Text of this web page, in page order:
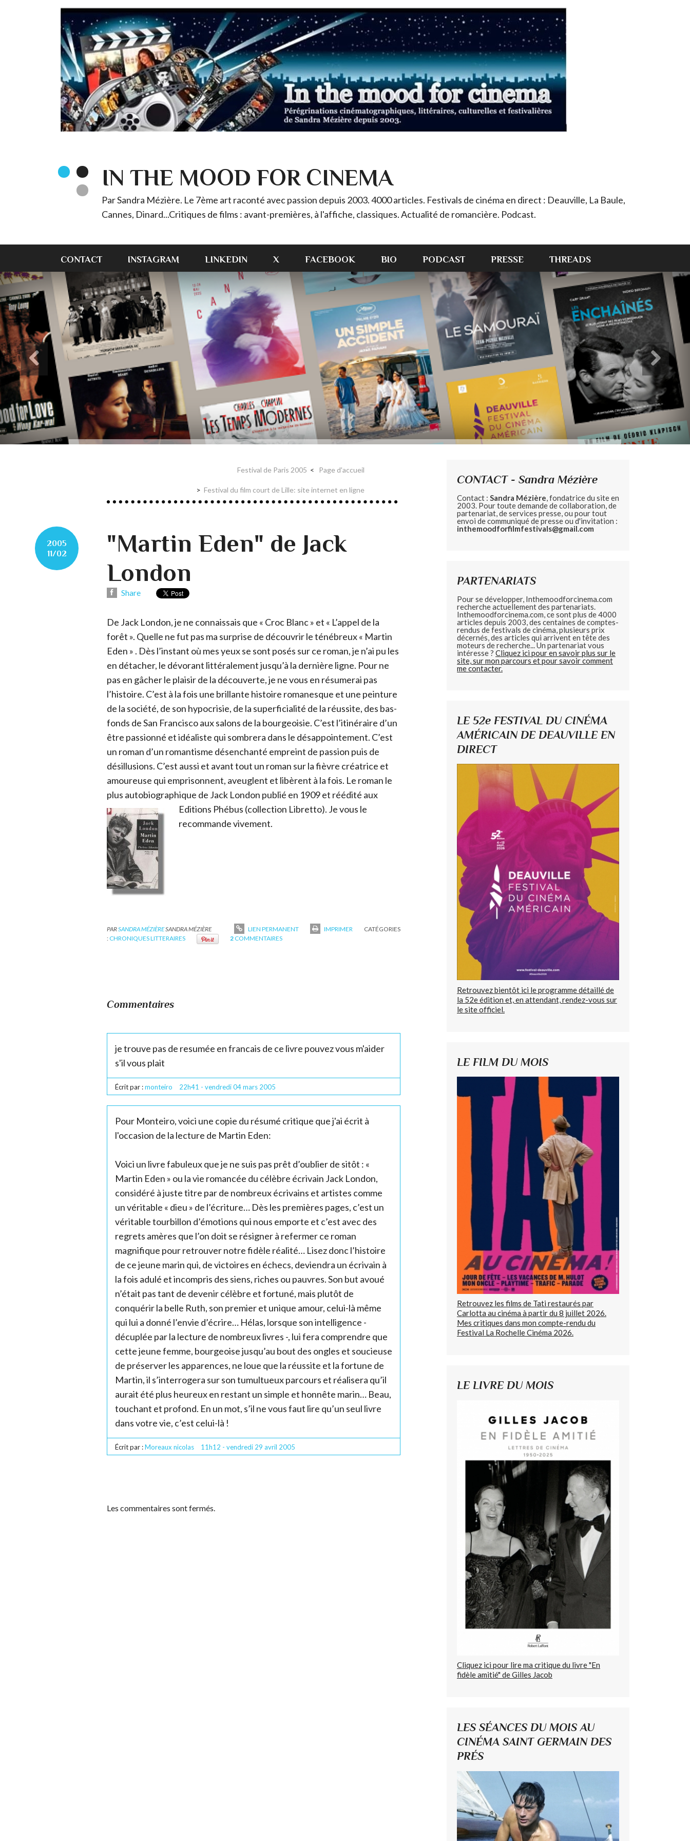
IN THE MOOD FOR CINEMA
Par Sandra Mézière. Le 7ème art raconté avec passion depuis 2003. 4000 articles. Festivals de cinéma en direct : Deauville, La Baule,
Cannes, Dinard...Critiques de films : avant-premières, à l'affiche, classiques. Actualité de romancière. Podcast.
CONTACT INSTAGRAM LINKEDIN X FACEBOOK BIO PODCAST PRESSE THREADS
Festival de Paris 2005 Page d'accueil
Festival du film court de Lille: site internet en ligne
2005
11/02
"Martin Eden" de Jack
London
Share
De Jack London, je ne connaissais que « Croc Blanc » et « L’appel de la
forêt ». Quelle ne fut pas ma surprise de découvrir le ténébreux « Martin
Eden » . Dès l’instant où mes yeux se sont posés sur ce roman, je n’ai pu les
en détacher, le dévorant littéralement jusqu’à la dernière ligne. Pour ne
pas en gâcher le plaisir de la découverte, je ne vous en résumerai pas
l’histoire. C’est à la fois une brillante histoire romanesque et une peinture
de la société, de son hypocrisie, de la superficialité de la réussite, des bas-
fonds de San Francisco aux salons de la bourgeoisie. C’est l’itinéraire d’un
être passionné et idéaliste qui sombrera dans le désappointement. C’est
un roman d’un romantisme désenchanté empreint de passion puis de
désillusions. C’est aussi et avant tout un roman sur la fièvre créatrice et
amoureuse qui emprisonnent, aveuglent et libèrent à la fois. Le roman le
plus autobiographique de Jack London publié en 1909 et réédité aux
Editions Phébus (collection Libretto). Je vous le
recommande vivement.
PARSANDRA MÉZIÈRESANDRA MÉZIÈRE LIEN PERMANENT IMPRIMER
CATÉGORIES
: CHRONIQUES LITTERAIRES 2 COMMENTAIRES
Commentaires
je trouve pas de resumée en francais de ce livre pouvez vous m'aider
s'il vous plait
Écrit par :monteiro 22h41 - vendredi 04mars 2005
Pour Monteiro, voici une copie du résumé critique que j'ai écrit à
l'occasion de la lecture de Martin Eden:
Voici un livre fabuleux que je ne suis pas prêt d’oublier de sitôt : «
Martin Eden » ou la vie romancée du célèbre écrivain Jack London,
considéré à juste titre par de nombreux écrivains et artistes comme
un véritable « dieu » de l’écriture… Dès les premières pages, c’est un
véritable tourbillon d’émotions qui nous emporte et c’est avec des
regrets amères que l’on doit se résigner à refermer ce roman
magnifique pour retrouver notre fidèle réalité… Lisez donc l’histoire
de ce jeune marin qui, de victoires en échecs, deviendra un écrivain à
la fois adulé et incompris des siens, riches ou pauvres. Son but avoué
n’était pas tant de devenir célèbre et fortuné, mais plutôt de
conquérir la belle Ruth, son premier et unique amour, celui-là même
qui lui a donné l’envie d’écrire… Hélas, lorsque son intelligence -
décuplée par la lecture de nombreux livres -, lui fera comprendre que
cette jeune femme, bourgeoise jusqu’au bout des ongles et soucieuse
de préserver les apparences, ne loue que la réussite et la fortune de
Martin, il s’interrogera sur son tumultueux parcours et réalisera qu’il
aurait été plus heureux en restant un simple et honnête marin… Beau,
touchant et profond. En un mot, s’il ne vous faut lire qu’un seul livre
dans votre vie, c’est celui-là !
Écrit par :Moreaux nicolas 11h12 - vendredi 29 avril 2005
Les commentaires sont fermés.
CONTACT - Sandra Mézière
Contact : Sandra Mézière, fondatrice du site en
2003. Pour toute demande de collaboration, de
partenariat, de services presse, ou pour tout
envoi de communiqué de presse ou d'invitation :
inthemoodforfilmfestivals@gmail.com
PARTENARIATS
Pour se développer, Inthemoodforcinema.com
recherche actuellement des partenariats.
Inthemoodforcinema.com, ce sont plus de 4000
articles depuis 2003, des centaines de comptes-
rendus de festivals de cinéma, plusieurs prix
décernés, des articles qui arrivent en tête des
moteurs de recherche... Un partenariat vous
intéresse ? Cliquez ici pour en savoir plus sur le
site, sur mon parcours et pour savoir comment
me contacter.
LE 52e FESTIVAL DU CINÉMA
AMÉRICAIN DE DEAUVILLE EN
DIRECT
Retrouvez bientôt ici le programme détaillé de
la 52e édition et, en attendant, rendez-vous sur
le site officiel.
LE FILM DU MOIS
Retrouvez les films de Tati restaurés par
Carlotta au cinéma à partir du 8 juillet 2026.
Mes critiques dans mon compte-rendu du
Festival La Rochelle Cinéma 2026.
LE LIVRE DU MOIS
Cliquez ici pour lire ma critique du livre "En
fidèle amitié" de Gilles Jacob
LES SÉANCES DU MOIS AU
CINÉMA SAINT GERMAIN DES
PRÉS